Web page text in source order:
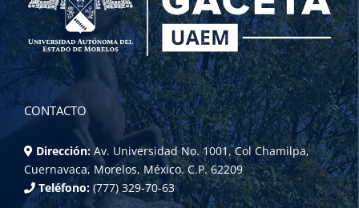
CONTACTO
Dirección: Av. Universidad No. 1001, Col Chamilpa,
Cuernavaca, Morelos, México. C.P. 62209
Teléfono: (777) 329-70-63